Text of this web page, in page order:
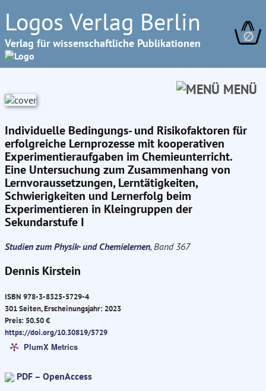
Logos Verlag Berlin
Verlag für wissenschaftliche Publikationen ∅
MENÜ
Individuelle Bedingungs- und Risikofaktoren für
erfolgreiche Lernprozesse mit kooperativen
Experimentieraufgaben im Chemieunterricht.
Eine Untersuchung zum Zusammenhang von
Lernvoraussetzungen, Lerntätigkeiten,
Schwierigkeiten und Lernerfolg beim
Experimentieren in Kleingruppen der
Sekundarstufe I
Studien zum Physik- und Chemielernen, Band 367
Dennis Kirstein
ISBN 978-3-8325-5729-4
301 Seiten, Erscheinungsjahr: 2023
Preis: 50.50 €
https://doi.org/10.30819/5729
PlumX Metrics
PDF – OpenAccess